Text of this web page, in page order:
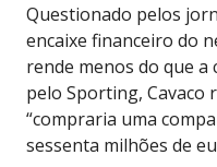
Questionado pelos
encaixe financeiro do
rende menos do que a
pelo Sporting, Cavaco
“compraria uma
sessenta milhões de